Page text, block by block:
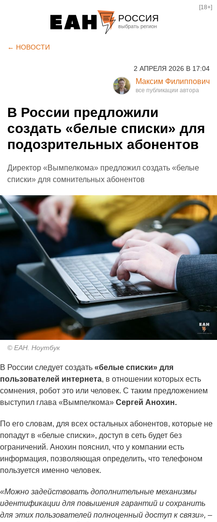
РОССИЯ
Курган
Оренбург
[18+]
← НОВОСТИ
2 АПРЕЛЯ 2026 В 17:04
Максим Филиппович
В России предложили
создать «белые списки» для
подозрительных абонентов
Директор «Вымпелкома» предложил создать «белые
списки» для сомнительных абонентов
© ЕАН. Ноутбук
В России следует создать «белые списки» для
пользователей интернета, в отношении которых есть
сомнения, робот это или человек. С таким предложением
выступил глава «Вымпелкома» Сергей Анохин.
По его словам, для всех остальных абонентов, которые не
попадут в «белые списки», доступ в сеть будет без
ограничений. Анохин пояснил, что у компании есть
информация, позволяющая определить, что телефоном
пользуется именно человек.
«Можно задействовать дополнительные механизмы
идентификации для повышения гарантий и сохранить
для этих пользователей полноценный доступ к связи», –